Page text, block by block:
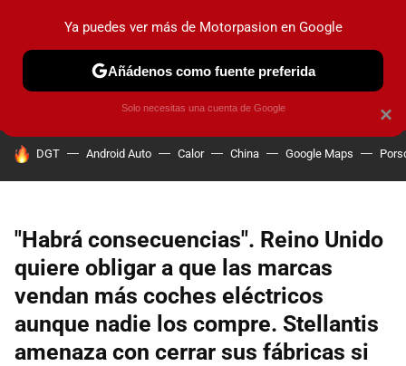
PRUEBAS COCHES ELÉCTRICOS OBSERVATORIO
HOY SE HABLA DE
DGT Android Auto Calor China Google Maps
"Habrá consecuencias". Reino Unido
quiere obligar a que las marcas
vendan más coches eléctricos
aunque nadie los compre. Stellantis
amenaza con cerrar sus fábricas si
×
Ya puedes ver más de Motorpasion en Google
Añádenos como fuente preferida
Solo necesitas una cuenta de Google